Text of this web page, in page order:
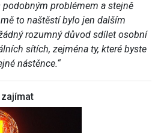
problémem a stejně
to naštěstí bylo jen dalším
rozumný důvod sdílet osobní
sítích, zejména ty, které byste
nástěnce.“